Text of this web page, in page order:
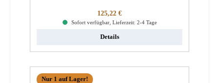
Regulärer Preis:
125,22 €
Sofort verfügbar, Lieferzeit: 2-4 Tage
Details
Nur 1 auf Lager!